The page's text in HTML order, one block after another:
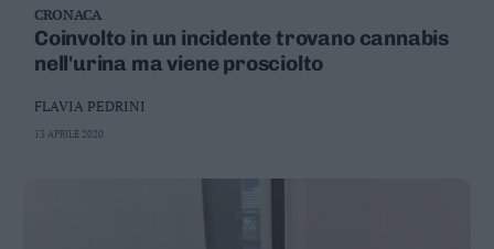
Business
Wire
Territori
Trento
Rovereto
CRONACA
Coinvolto in un incidente trovano cannabis
nell'urina ma viene prosciolto
FLAVIA PEDRINI
13 APRILE 2020